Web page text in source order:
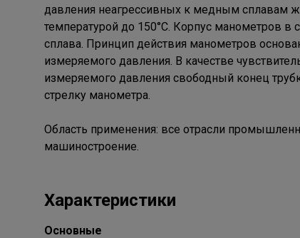
давления неагресcивных к медным сплавам
температурой до 150°C. Корпус манометров в
сплава. Принцип действия манометров
измеряемого давления. В качестве
измеряемого давления свободный конец
стрелку манометра.
Область применения: все отрасли
машиностроение.
Характеристики
Основные